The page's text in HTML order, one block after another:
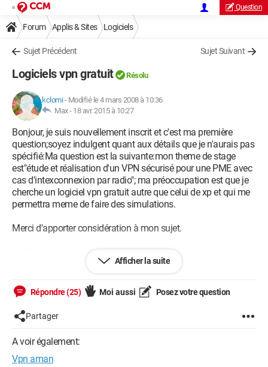
Question
Forum Applis & Sites Logiciels
Sujet Précédent Sujet Suivant
Logiciels vpn gratuit Résolu
kclomi- Modifié le 4 mars 2008 à 10:36
Max - 18 avr. 2015 à 10:27
Bonjour, je suis nouvellement inscrit et c'est ma première
question;soyez indulgent quant aux détails que je n'aurais pas
spécifié:Ma question est la suivante:mon theme de stage
est"étude et réalisation d'un VPN sécurisé pour une PME avec
cas d'intexconnexion par radio"; ma préoccupation est que je
cherche un logiciel vpn gratuit autre que celui de xp et qui me
permettra meme de faire des simulations.
Merci d'apporter considération à mon sujet.
Internet Explorer 6.0
Afficher la suite
Répondre (25) Moi aussi Posez votre question
Partager
A voir également:
Vpn aman